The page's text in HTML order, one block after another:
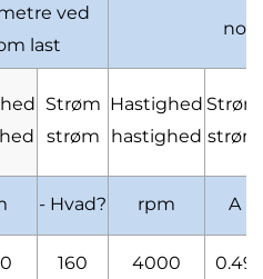
ved
last
Strøm
strøm
Hastighed
hastighed
Strøm
strøm
- Hvad? rpm A
160 4000 0.49